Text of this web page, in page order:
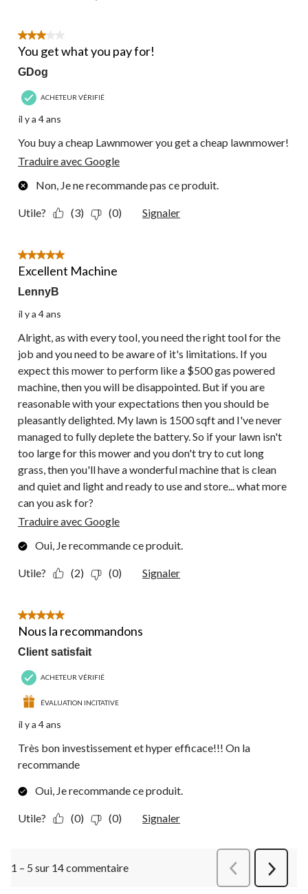
3 étoile(s) sur 5.
You get what you pay for!
GDog
ACHETEUR VÉRIFIÉ
il y a 4 ans
You buy a cheap Lawnmower you get a cheap lawnmower!
Traduire avec Google
Non, Je ne recommande pas ce produit.
Utile? (3) (0) Signaler
5 étoile(s) sur 5.
Excellent Machine
LennyB
il y a 4 ans
Alright, as with every tool, you need the right tool for the
job and you need to be aware of it's limitations. If you
expect this mower to perform like a $500 gas powered
machine, then you will be disappointed. But if you are
reasonable with your expectations then you should be
pleasantly delighted. My lawn is 1500 sqft and I've never
managed to fully deplete the battery. So if your lawn isn't
too large for this mower and you don't try to cut long
grass, then you'll have a wonderful machine that is clean
and quiet and light and ready to use and store... what more
can you ask for?
Traduire avec Google
Oui, Je recommande ce produit.
Utile? (2) (0) Signaler
5 étoile(s) sur 5.
Nous la recommandons
Client satisfait
ACHETEUR VÉRIFIÉ
ÉVALUATION INCITATIVE
il y a 4 ans
Très bon investissement et hyper efficace!!! On la
recommande
Oui, Je recommande ce produit.
Utile? (0) (0) Signaler
1 – 5 sur 14 commentaire
Suivant